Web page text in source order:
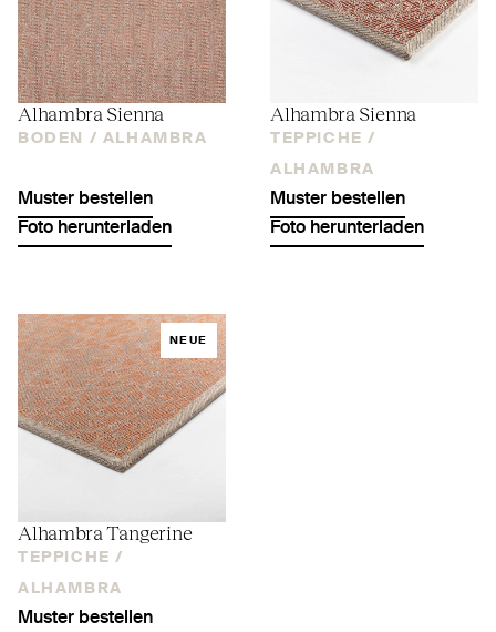
Alhambra Sienna
BODEN / ALHAMBRA
Muster bestellen
Foto herunterladen
Alhambra Sienna
TEPPICHE /
ALHAMBRA
Muster bestellen
Foto herunterladen
NEUE
Alhambra Tangerine
TEPPICHE /
ALHAMBRA
Muster bestellen